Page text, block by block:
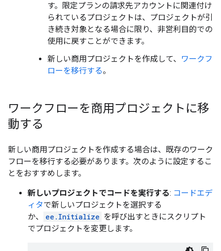
す。限定プランの請求先アカウントに関連付け
られているプロジェクトは、プロジェクトが引
き続き対象となる場合に限り、非営利目的での
使用に戻すことができます。
新しい商用プロジェクトを作成して、
ワークフ
ローを移行する。
ワークフローを商用プロジェクトに移
動する
新しい商用プロジェクトを作成する場合は、既存のワーク
フローを移行する必要があります。次のように設定するこ
とをおすすめします。
新しいプロジェクトでコードを実行する: コードエデ
ィタで新しいプロジェクトを選択する
か、
ee.Initialize を呼び出すときにスクリプト
でプロジェクトを変更します。